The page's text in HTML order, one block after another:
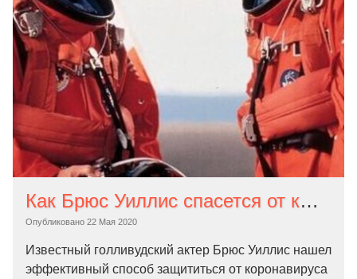
Как Брюс Уиллис спасется от коронавируса
Опубликовано 22 Мая 2020
Известный голливудский актер Брюс Уиллис нашел
эффективный способ защититься от коронавируса